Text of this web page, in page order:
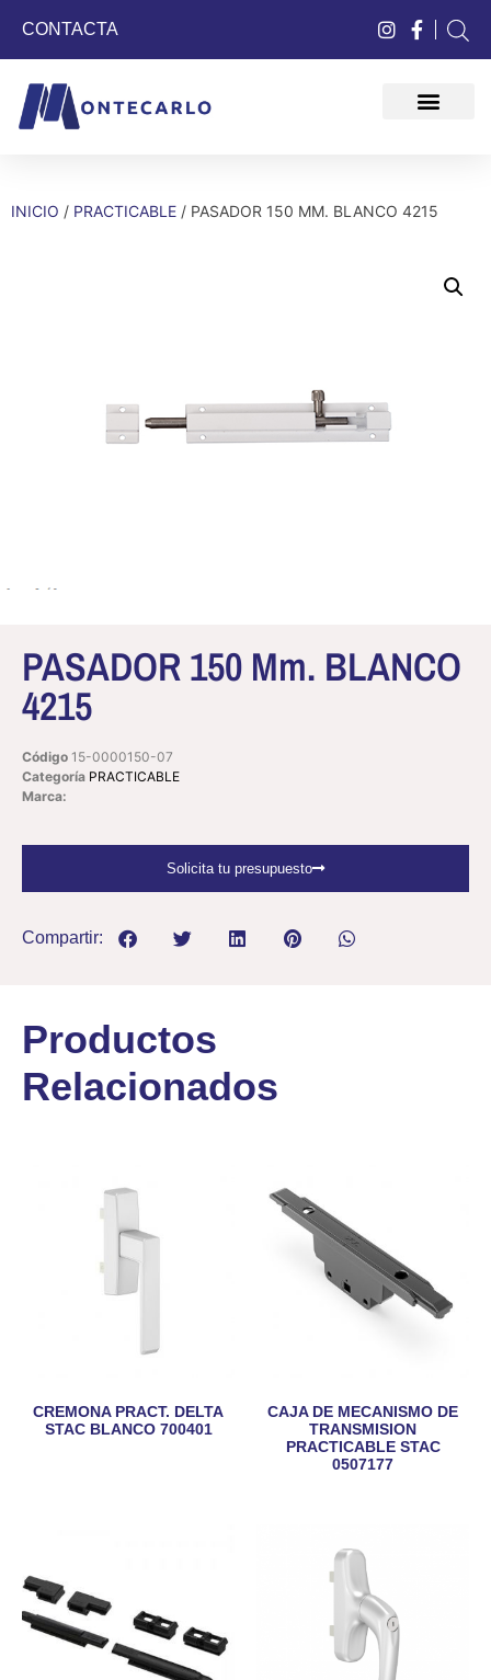
CONTACTA
INICIO / PRACTICABLE / PASADOR 150 MM. BLANCO 4215
PASADOR 150 Mm. BLANCO
4215
Código 15-0000150-07
Categoría PRACTICABLE
Marca:
Solicita tu presupuesto
Compartir:
Productos
Relacionados
CREMONA PRACT. DELTA
STAC BLANCO 700401
CAJA DE MECANISMO DE
TRANSMISION
PRACTICABLE STAC
0507177